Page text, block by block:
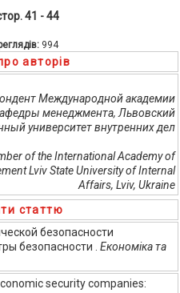
41 - 44
994
авторів
Международной академии
менеджмента, Львовский
университет внутренних дел
of the International Academy of
Lviv State University of Internal
Affairs, Lviv, Ukraine
статтю
безопасности
безопасности . Економіка та
security companies: